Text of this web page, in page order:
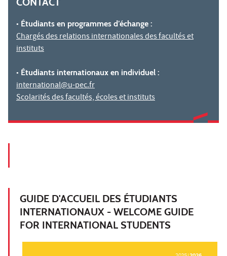
• Étudiants en programmes d’échange :
Chargés des relations internationales des facultés et
instituts
• Étudiants internationaux en individuel :
international@u-pec.fr
Scolarités des facultés, écoles et instituts
GUIDE D'ACCUEIL DES ÉTUDIANTS
INTERNATIONAUX - WELCOME GUIDE
FOR INTERNATIONAL STUDENTS